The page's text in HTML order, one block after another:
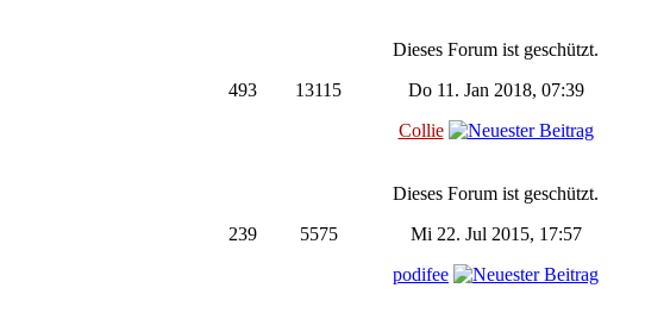
493 13115
Dieses Forum ist geschützt.
Do 11. Jan 2018, 07:39
Collie
239 5575
Dieses Forum ist geschützt.
Mi 22. Jul 2015, 17:57
podifee